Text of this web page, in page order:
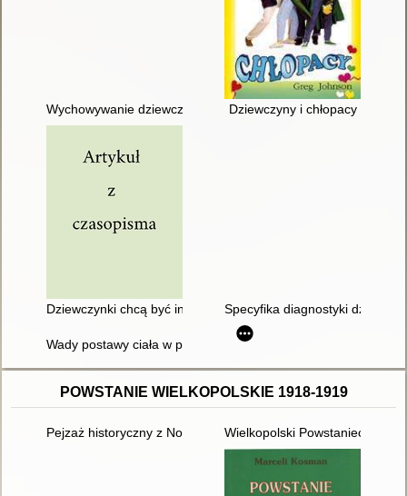
Wychowywanie dziewcząt : dlaczego dziewczynki różnią się
Dziewczyny i chłopacy
Dziewczynki chcą być inżynieramiSpecyfika diagnostyki
Wady postawy ciała w płaszczyźnie strzałkowej dziewcząt i
POWSTANIE WIELKOPOLSKIE 1918-1919
Pejzaż historyczny z Notecią w tleWielkopolski Powstaniec :